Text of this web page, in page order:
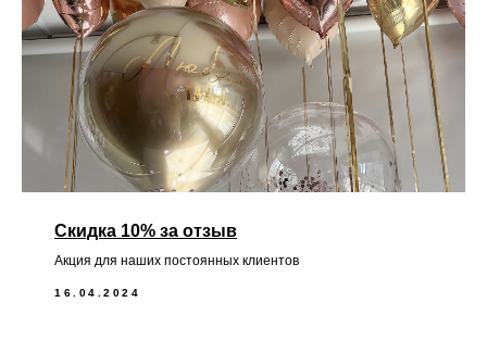
Скидка 10% за отзыв
Акция для наших постоянных клиентов
16.04.2024